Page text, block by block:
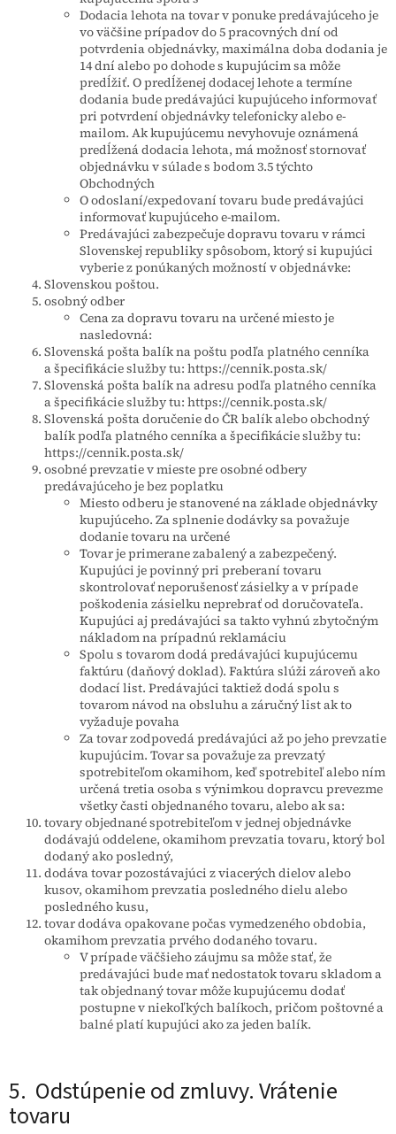
Dodacia lehota na tovar v ponuke predávajúceho je
vo väčšine prípadov do 5 pracovných dní od
potvrdenia objednávky, maximálna doba dodania je
14 dní alebo po dohode s kupujúcim sa môže
predĺžiť. O predĺženej dodacej lehote a termíne
dodania bude predávajúci kupujúceho informovať
pri potvrdení objednávky telefonicky alebo e-
mailom. Ak kupujúcemu nevyhovuje oznámená
predĺžená dodacia lehota, má možnosť stornovať
objednávku v súlade s bodom 3.5 týchto
Obchodných
O odoslaní/expedovaní tovaru bude predávajúci
informovať kupujúceho e-mailom.
Predávajúci zabezpečuje dopravu tovaru v rámci
Slovenskej republiky spôsobom, ktorý si kupujúci
vyberie z ponúkaných možností v objednávke:
Slovenskou poštou.
osobný odber
Cena za dopravu tovaru na určené miesto je
nasledovná:
Slovenská pošta balík na poštu podľa platného cenníka
a špecifikácie služby tu: https://cennik.posta.sk/
Slovenská pošta balík na adresu podľa platného cenníka
a špecifikácie služby tu: https://cennik.posta.sk/
Slovenská pošta doručenie do ČR balík alebo obchodný
balík podľa platného cenníka a špecifikácie služby tu:
https://cennik.posta.sk/
osobné prevzatie v mieste pre osobné odbery
predávajúceho je bez poplatku
Miesto odberu je stanovené na základe objednávky
kupujúceho. Za splnenie dodávky sa považuje
dodanie tovaru na určené
Tovar je primerane zabalený a zabezpečený.
Kupujúci je povinný pri preberaní tovaru
skontrolovať neporušenosť zásielky a v prípade
poškodenia zásielku neprebrať od doručovateľa.
Kupujúci aj predávajúci sa takto vyhnú zbytočným
nákladom na prípadnú reklamáciu
Spolu s tovarom dodá predávajúci kupujúcemu
faktúru (daňový doklad). Faktúra slúži zároveň ako
dodací list. Predávajúci taktiež dodá spolu s
tovarom návod na obsluhu a záručný list ak to
vyžaduje povaha
Za tovar zodpovedá predávajúci až po jeho prevzatie
kupujúcim. Tovar sa považuje za prevzatý
spotrebiteľom okamihom, keď spotrebiteľ alebo ním
určená tretia osoba s výnimkou dopravcu prevezme
všetky časti objednaného tovaru, alebo ak sa:
tovary objednané spotrebiteľom v jednej objednávke
dodávajú oddelene, okamihom prevzatia tovaru, ktorý bol
dodaný ako posledný,
dodáva tovar pozostávajúci z viacerých dielov alebo
kusov, okamihom prevzatia posledného dielu alebo
posledného kusu,
tovar dodáva opakovane počas vymedzeného obdobia,
okamihom prevzatia prvého dodaného tovaru.
V prípade väčšieho záujmu sa môže stať, že
predávajúci bude mať nedostatok tovaru skladom a
tak objednaný tovar môže kupujúcemu dodať
postupne v niekoľkých balíkoch, pričom poštovné a
balné platí kupujúci ako za jeden balík.
5. Odstúpenie od zmluvy. Vrátenie
tovaru